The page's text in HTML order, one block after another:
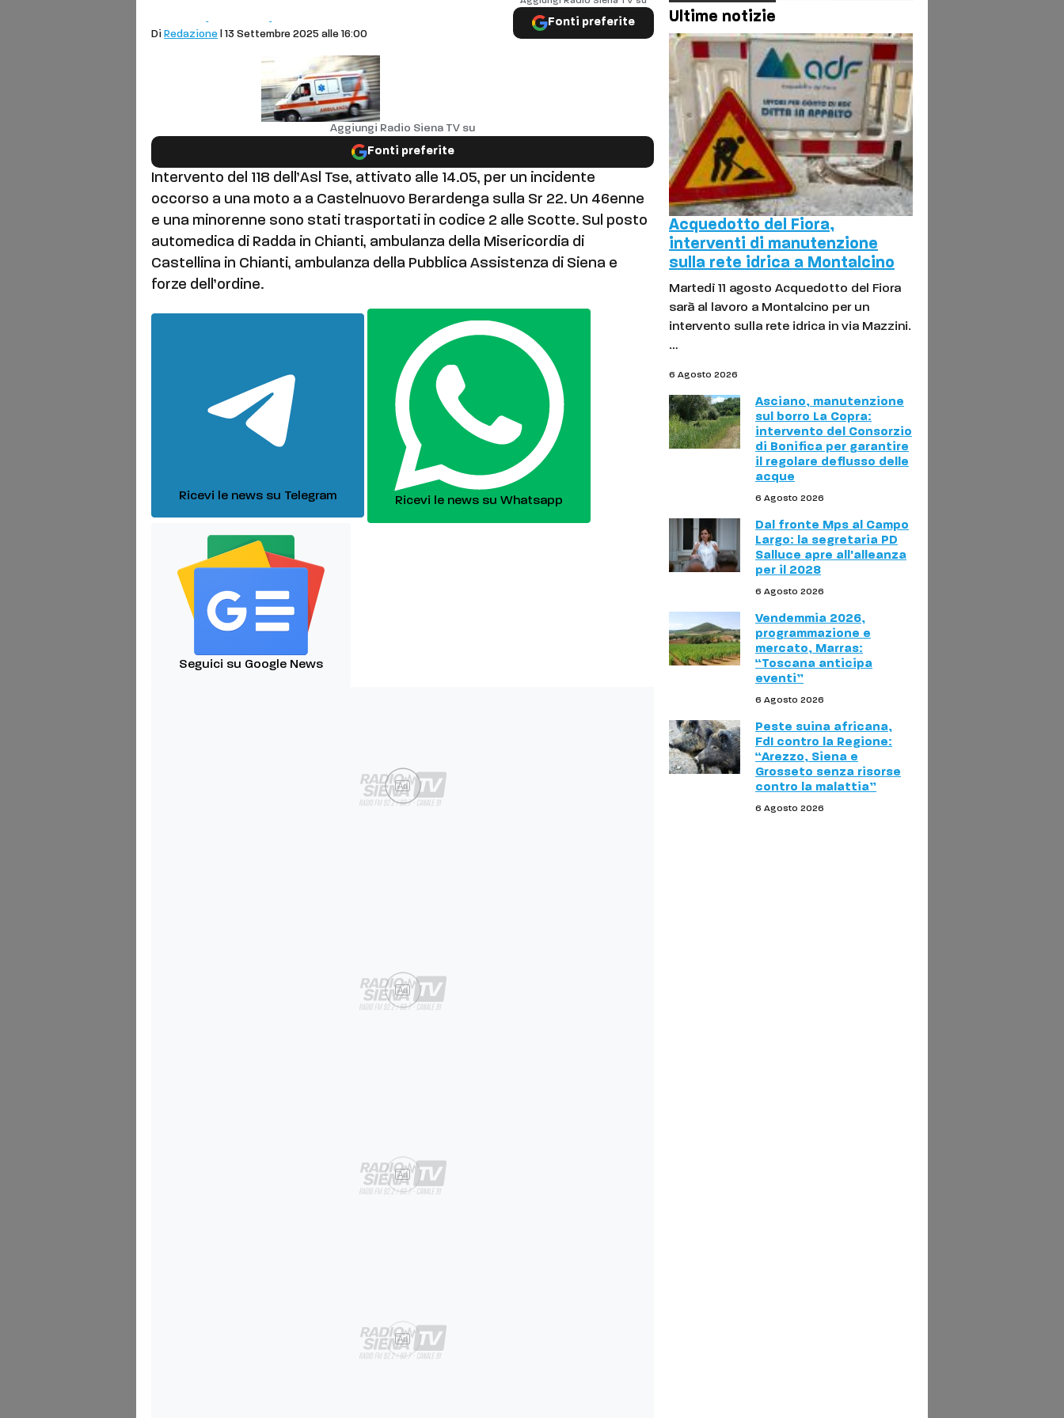
Di Redazione | 13 Settembre 2025 alle 16:00
Fonti preferite
Aggiungi Radio Siena TV su
Fonti preferite
Intervento del 118 dell’Asl Tse, attivato alle 14.05, per un incidente
occorso a una moto a a Castelnuovo Berardenga sulla Sr 22. Un 46enne
e una minorenne sono stati trasportati in codice 2 alle Scotte. Sul posto
automedica di Radda in Chianti, ambulanza della Misericordia di
Castellina in Chianti, ambulanza della Pubblica Assistenza di Siena e
forze dell’ordine.
Ricevi le news su Telegram Ricevi le news su Whatsapp
Seguici su Google News
Ad
Ad
Ad
Ad
Ultime notizie
Acquedotto del Fiora,
interventi di manutenzione
sulla rete idrica a Montalcino
Martedì 11 agosto Acquedotto del Fiora
sarà al lavoro a Montalcino per un
intervento sulla rete idrica in via Mazzini.
…
6 Agosto 2026
Asciano, manutenzione
sul borro La Copra:
intervento del Consorzio
di Bonifica per garantire
il regolare deflusso delle
acque
6 Agosto 2026
Dal fronte Mps al Campo
Largo: la segretaria PD
Salluce apre all'alleanza
per il 2028
6 Agosto 2026
Vendemmia 2026,
programmazione e
mercato, Marras:
“Toscana anticipa
eventi”
6 Agosto 2026
Peste suina africana,
FdI contro la Regione:
“Arezzo, Siena e
Grosseto senza risorse
contro la malattia”
6 Agosto 2026